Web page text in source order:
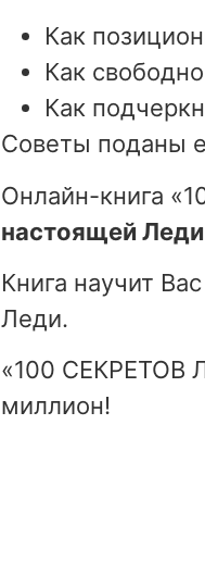
Как
Как
Как
Советы поданы
Онлайн-книга
настоящей Леди
Книга научит
Леди.
«100 СЕКРЕТОВ
миллион!